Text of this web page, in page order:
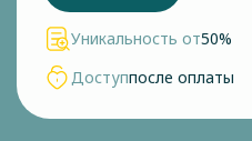
Уникальность от50%
Доступпосле оплаты